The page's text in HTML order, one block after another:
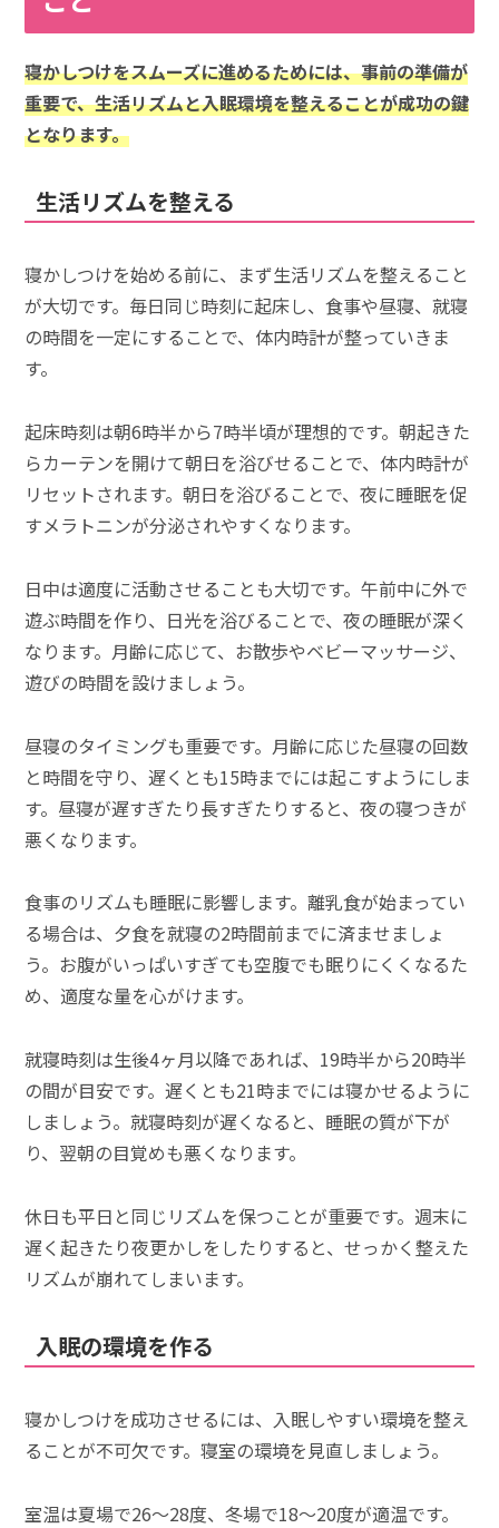
寝かしつけをスムーズに進めるためには、事前の準備が
重要で、生活リズムと入眠環境を整えることが成功の鍵
となります。
生活リズムを整える
寝かしつけを始める前に、まず生活リズムを整えること
が大切です。毎日同じ時刻に起床し、食事や昼寝、就寝
の時間を一定にすることで、体内時計が整っていきま
す。
起床時刻は朝6時半から7時半頃が理想的です。朝起きた
らカーテンを開けて朝日を浴びせることで、体内時計が
リセットされます。朝日を浴びることで、夜に睡眠を促
すメラトニンが分泌されやすくなります。
日中は適度に活動させることも大切です。午前中に外で
遊ぶ時間を作り、日光を浴びることで、夜の睡眠が深く
なります。月齢に応じて、お散歩やベビーマッサージ、
遊びの時間を設けましょう。
昼寝のタイミングも重要です。月齢に応じた昼寝の回数
と時間を守り、遅くとも15時までには起こすようにしま
す。昼寝が遅すぎたり長すぎたりすると、夜の寝つきが
悪くなります。
食事のリズムも睡眠に影響します。離乳食が始まってい
る場合は、夕食を就寝の2時間前までに済ませましょ
う。お腹がいっぱいすぎても空腹でも眠りにくくなるた
め、適度な量を心がけます。
就寝時刻は生後4ヶ月以降であれば、19時半から20時半
の間が目安です。遅くとも21時までには寝かせるように
しましょう。就寝時刻が遅くなると、睡眠の質が下が
り、翌朝の目覚めも悪くなります。
休日も平日と同じリズムを保つことが重要です。週末に
遅く起きたり夜更かしをしたりすると、せっかく整えた
リズムが崩れてしまいます。
入眠の環境を作る
寝かしつけを成功させるには、入眠しやすい環境を整え
ることが不可欠です。寝室の環境を見直しましょう。
室温は夏場で26～28度、冬場で18～20度が適温です。